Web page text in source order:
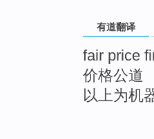
有道翻译
fair price
价格公道
以上为机